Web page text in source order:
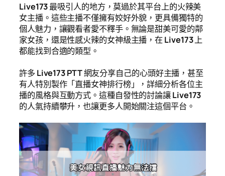
Live173最吸引人的地方，莫過於其平台上的火辣美
女主播。這些主播不僅擁有姣好外貌，更具備獨特的
個人魅力，讓觀看者愛不釋手。無論是甜美可愛的鄰
家女孩，還是性感火辣的女神級主播，在Live173上
都能找到合適的類型。
許多 Live173 PTT網友分享自己的心頭好主播，甚至
有人特別製作「直播女神排行榜」，詳細分析各位主
播的風格與互動方式。這種自發性的討論讓Live173
的人氣持續攀升，也讓更多人開始關注這個平台。